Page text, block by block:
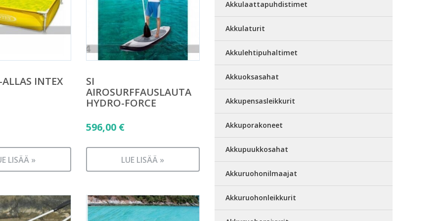
INTEX
LISÄÄ »
SI
AIROSURFFAUSLAUTA
HYDRO-FORCE
596,00 €
LUE LISÄÄ »
Akkulaattapuhdistimet
Akkulaturit
Akkulehtipuhaltimet
Akkuoksasahat
Akkupensasleikkurit
Akkuporakoneet
Akkupuukkosahat
Akkuruohonilmaajat
Akkuruohonleikkurit